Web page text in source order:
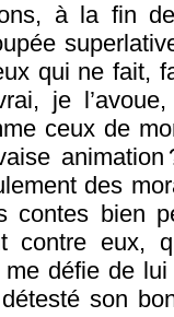
à la fin
qui ne fait,
je
ceux de
des
contes bien
contre eux,
me défie de lui
son